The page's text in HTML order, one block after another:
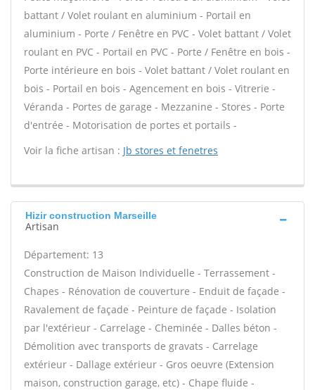
battant / Volet roulant en aluminium - Portail en
aluminium - Porte / Fenêtre en PVC - Volet battant / Volet
roulant en PVC - Portail en PVC - Porte / Fenêtre en bois -
Porte intérieure en bois - Volet battant / Volet roulant en
bois - Portail en bois - Agencement en bois - Vitrerie -
Véranda - Portes de garage - Mezzanine - Stores - Porte
d'entrée - Motorisation de portes et portails -
Voir la fiche artisan : Jb stores et fenetres
Hizir construction Marseille
Artisan
Département: 13
Construction de Maison Individuelle - Terrassement -
Chapes - Rénovation de couverture - Enduit de façade -
Ravalement de façade - Peinture de façade - Isolation
par l'extérieur - Carrelage - Cheminée - Dalles béton -
Démolition avec transports de gravats - Carrelage
extérieur - Dallage extérieur - Gros oeuvre (Extension
maison, construction garage, etc) - Chape fluide -